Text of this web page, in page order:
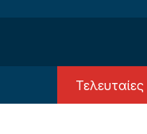
Τελευταίες
«Έριξε τις